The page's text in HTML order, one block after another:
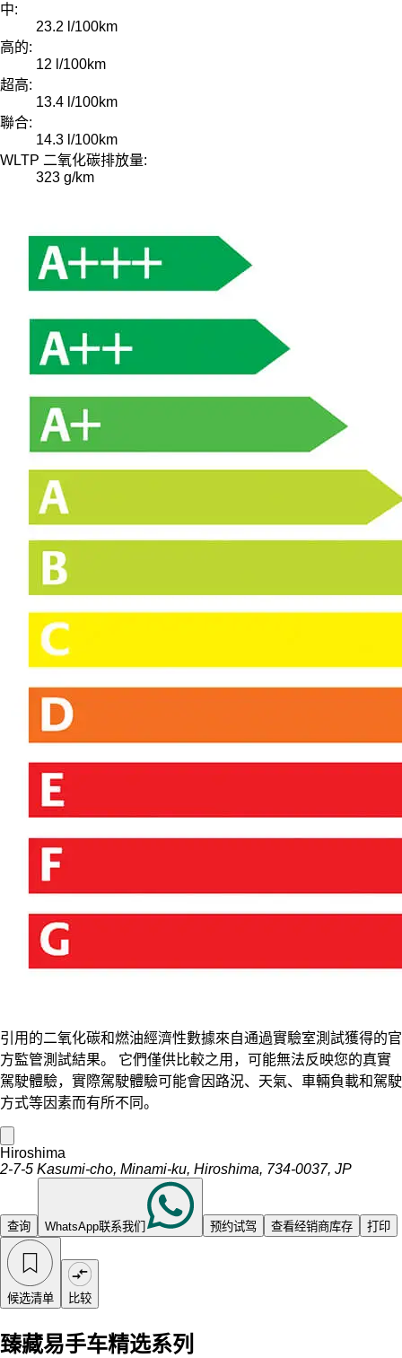
中:
23.2 l/100km
高的:
12 l/100km
超高:
13.4 l/100km
聯合:
14.3 l/100km
WLTP 二氧化碳排放量:
323 g/km
引用的二氧化碳和燃油經濟性數據來自通過實驗室測試獲得的官
方監管測試結果。 它們僅供比較之用，可能無法反映您的真實
駕駛體驗，實際駕駛體驗可能會因路況、天氣、車輛負載和駕駛
方式等因素而有所不同。
Hiroshima
2-7-5 Kasumi-cho, Minami-ku, Hiroshima, 734-0037, JP
查询 WhatsApp联系我们 预约试驾 查看经销商库存 打印
候选清单 比较
臻藏易手车精选系列